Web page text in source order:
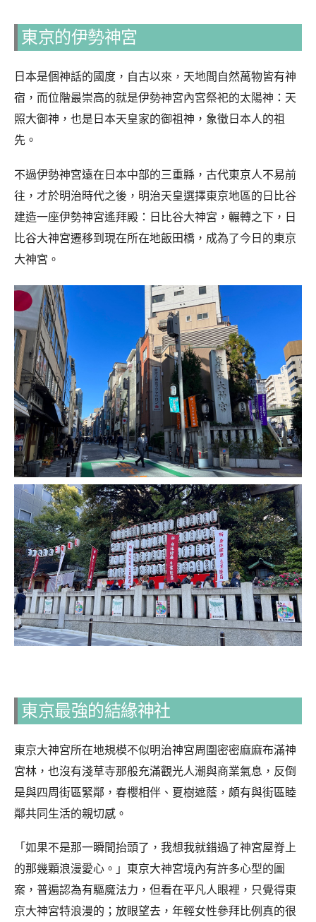
東京的伊勢神宮
日本是個神話的國度，自古以來，天地間自然萬物皆有神
宿，而位階最崇高的就是伊勢神宮內宮祭祀的太陽神：天
照大御神，也是日本天皇家的御祖神，象徵日本人的祖
先。
不過伊勢神宮遠在日本中部的三重縣，古代東京人不易前
往，才於明治時代之後，明治天皇選擇東京地區的日比谷
建造一座伊勢神宮遙拜殿：日比谷大神宮，輾轉之下，日
比谷大神宮遷移到現在所在地飯田橋，成為了今日的東京
大神宮。
東京最強的結緣神社
東京大神宮所在地規模不似明治神宮周圍密密麻麻布滿神
宮林，也沒有淺草寺那般充滿觀光人潮與商業氣息，反倒
是與四周街區緊鄰，春櫻相伴、夏樹遮蔭，頗有與街區睦
鄰共同生活的親切感。
「如果不是那一瞬間抬頭了，我想我就錯過了神宮屋脊上
的那幾顆浪漫愛心。」東京大神宮境內有許多心型的圖
案，普遍認為有驅魔法力，但看在平凡人眼裡，只覺得東
京大神宮特浪漫的；放眼望去，年輕女性參拜比例真的很